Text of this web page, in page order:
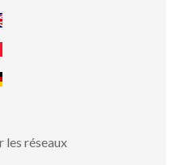
les réseaux